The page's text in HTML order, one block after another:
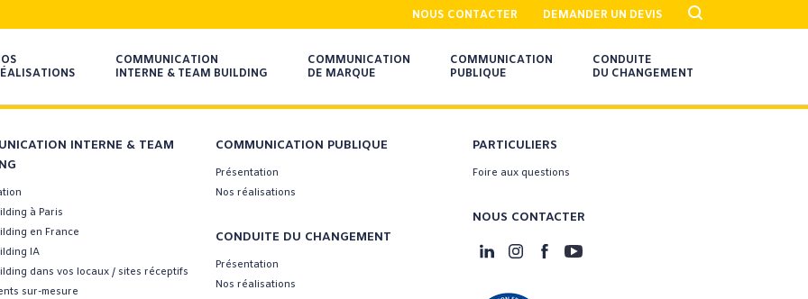
NOUS CONTACTER DEMANDER UN DEVIS
COMMUNICATION
INTERNE & TEAM BUILDING
COMMUNICATION
DE MARQUE
COMMUNICATION
PUBLIQUE
CONDUITE
DU CHANGEMENT
INTERNE & TEAM
à Paris
en France
IA
dans vos locaux / sites réceptifs
sur-mesure
COMMUNICATION PUBLIQUE
Présentation
Nos réalisations
CONDUITE DU CHANGEMENT
Présentation
Nos réalisations
PARTICULIERS
Foire aux questions
NOUS CONTACTER